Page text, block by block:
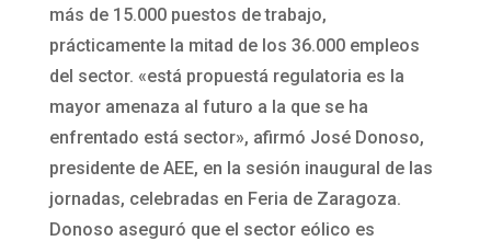
más de 15.000 puestos de trabajo,
prácticamente la mitad de los 36.000 empleos
del sector. «está propuestá regulatoria es la
mayor amenaza al futuro a la que se ha
enfrentado está sector», afirmó José Donoso,
presidente de AEE, en la sesión inaugural de las
jornadas, celebradas en Feria de Zaragoza.
Donoso aseguró que el sector eólico es